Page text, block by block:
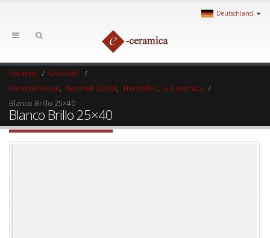
Deutschland
Keramik
Geschäft
Keramikfliesen
Keramik Outlet Hersteller
e-Ceramica
Blanco Brillo 25×40
Blanco Brillo 25×40